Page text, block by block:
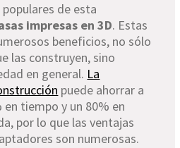
de esta
impresas en 3D. Estas
beneficios, no sólo
las construyen, sino
en general. La
puede ahorrar a
en tiempo y un 80% en
por lo que las ventajas
son numerosas.